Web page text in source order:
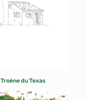
Troène du Texas